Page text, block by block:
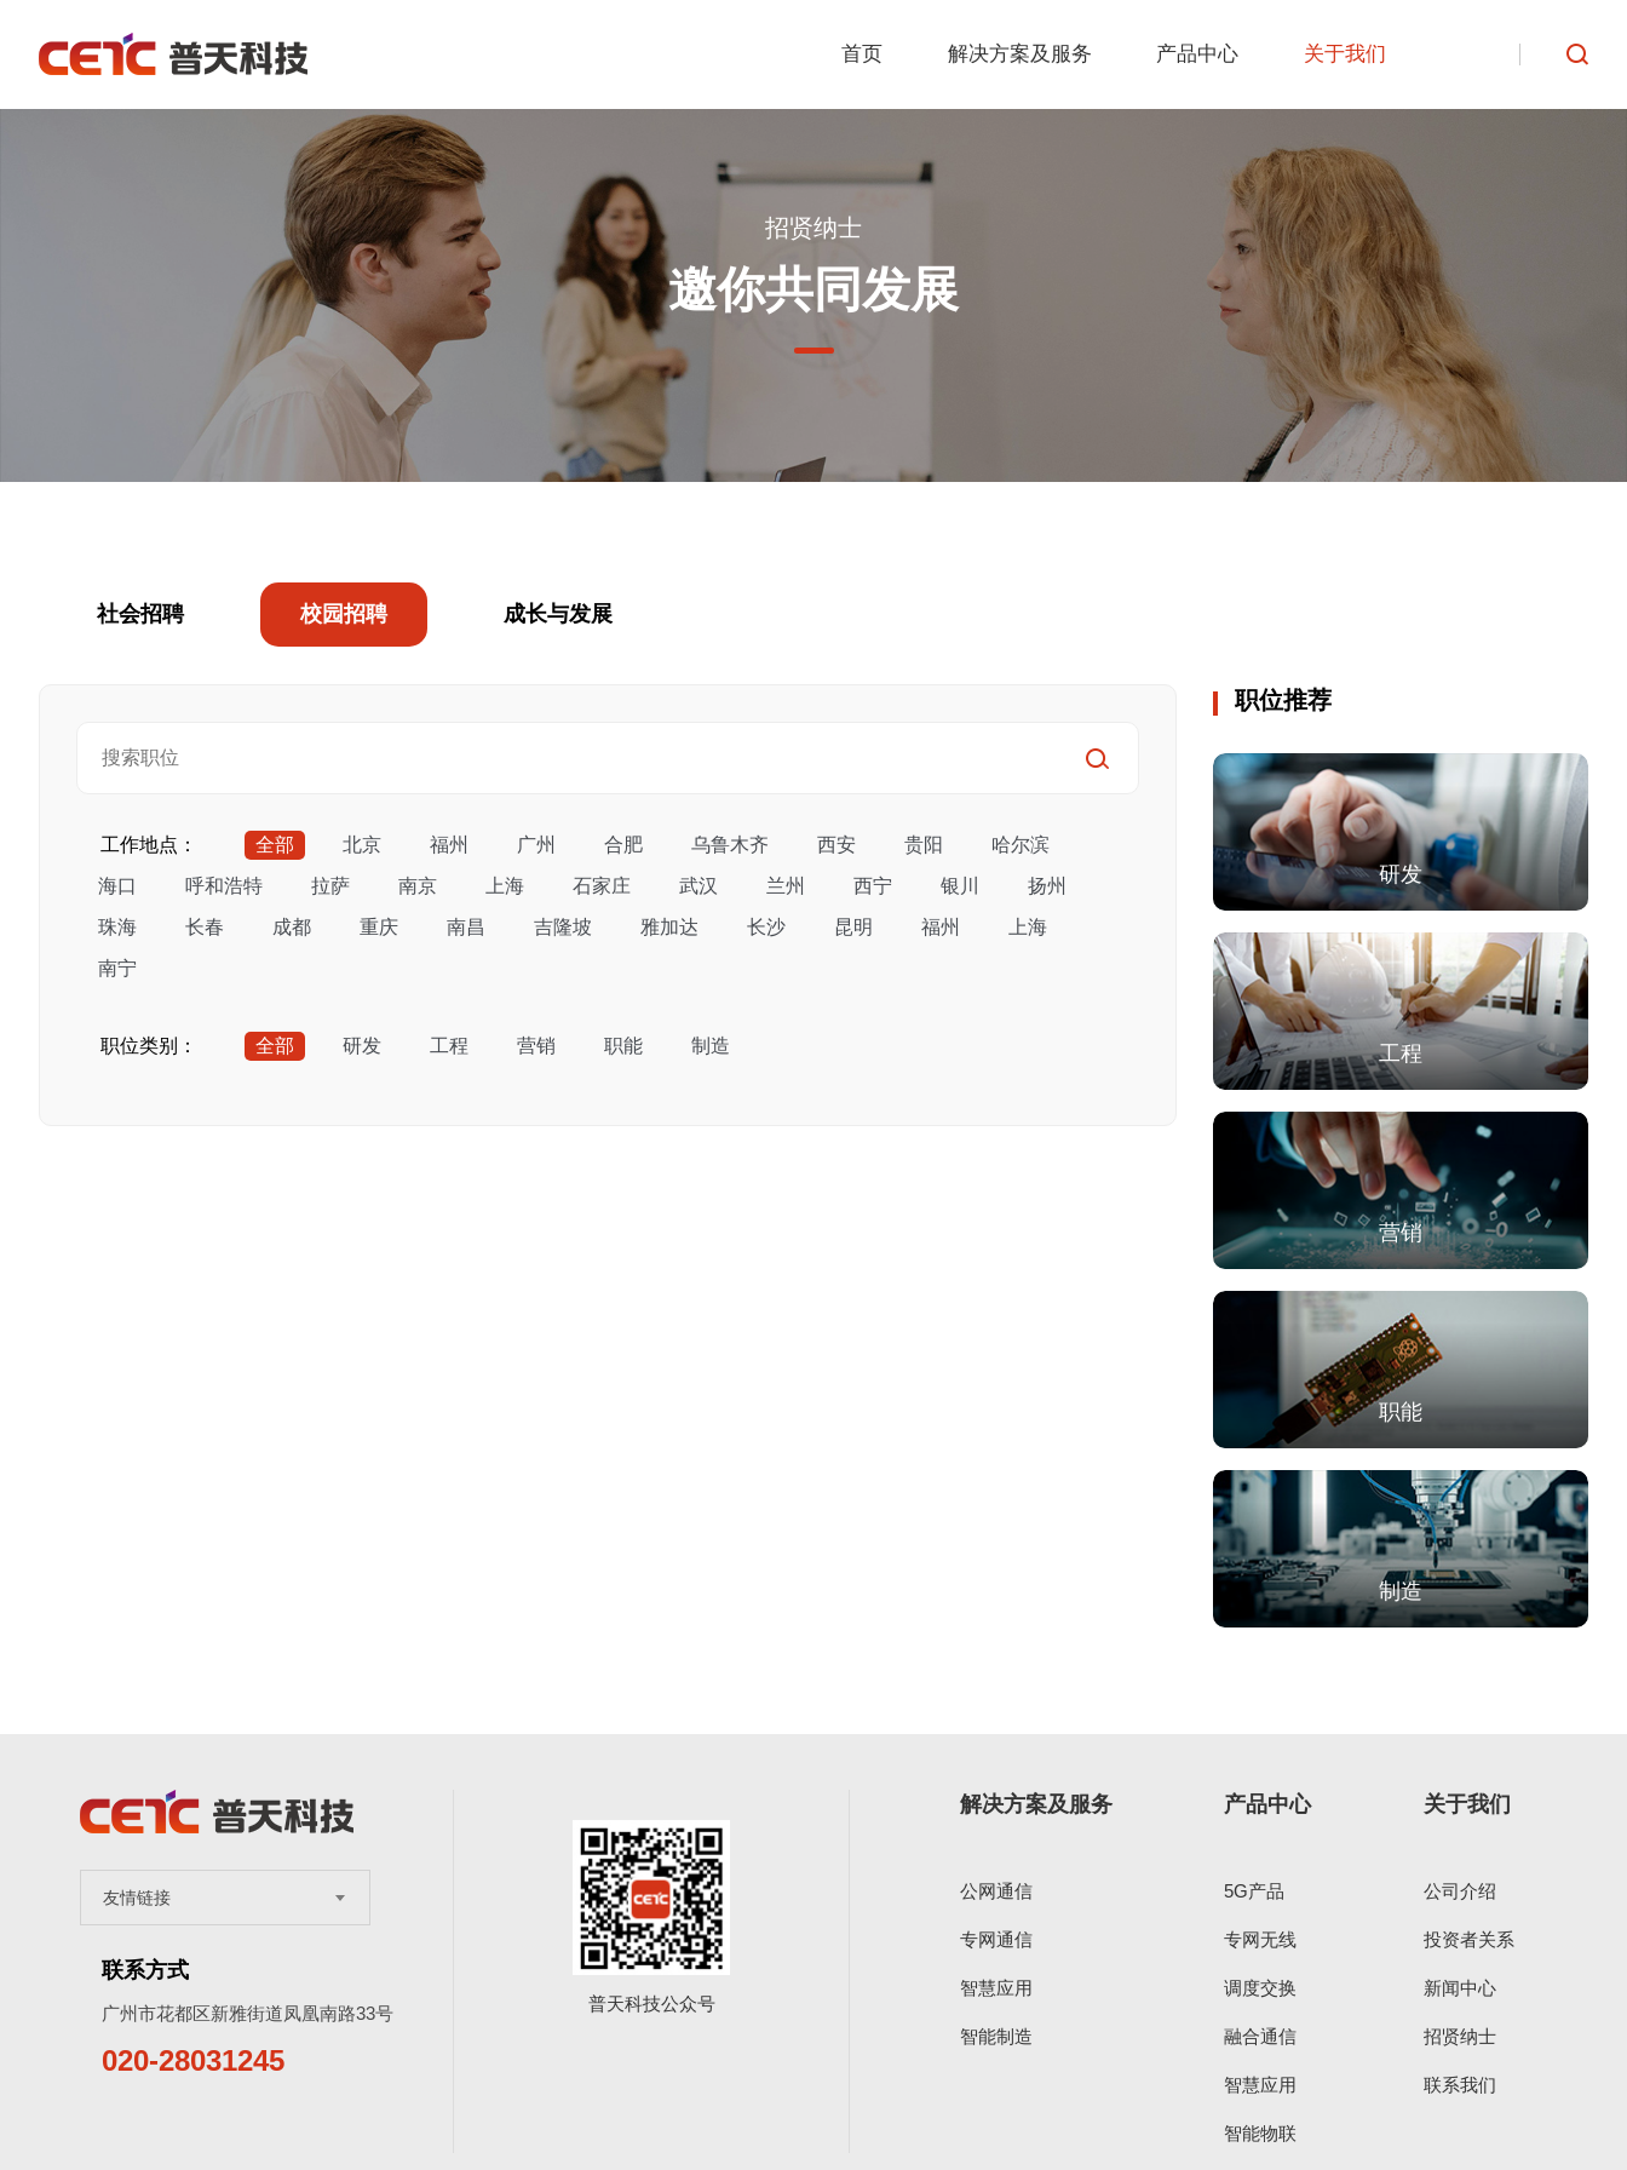
首页 解决方案及服务 产品中心 关于我们
招贤纳士
邀你共同发展
社会招聘 校园招聘 成长与发展
工作地点： 全部 北京 福州 广州 合肥 乌鲁木齐 西安 贵阳
哈尔滨
海口
呼和浩特 拉萨 南京 上海 石家庄 武汉 兰州 西宁 银川
扬州
珠海
长春 成都 重庆 南昌 吉隆坡 雅加达 长沙 昆明 福州
上海
南宁
职位类别： 全部 研发 工程 营销 职能 制造
职位推荐
研发
工程
营销
职能
制造
友情链接
联系方式
广州市花都区新雅街道凤凰南路33号
020-28031245
普天科技公众号
解决方案及服务
公网通信
专网通信
智慧应用
智能制造
产品中心
5G产品
专网无线
调度交换
融合通信
智慧应用
智能物联
关于我们
公司介绍
投资者关系
新闻中心
招贤纳士
联系我们